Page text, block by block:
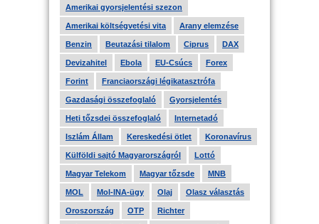
Amerikai gyorsjelentési szezon
Amerikai költségvetési vita Arany elemzése
Benzin Beutazási tilalom Ciprus DAX
Devizahitel Ebola EU-Csúcs Forex
Forint Franciaországi légikatasztrófa
Gazdasági összefoglaló Gyorsjelentés
Heti tőzsdei összefoglaló Internetadó
Iszlám Állam Kereskedési ötlet Koronavírus
Külföldi sajtó Magyarországról Lottó
Magyar Telekom Magyar tőzsde MNB
MOL Mol-INA-ügy Olaj Olasz választás
Oroszország OTP Richter